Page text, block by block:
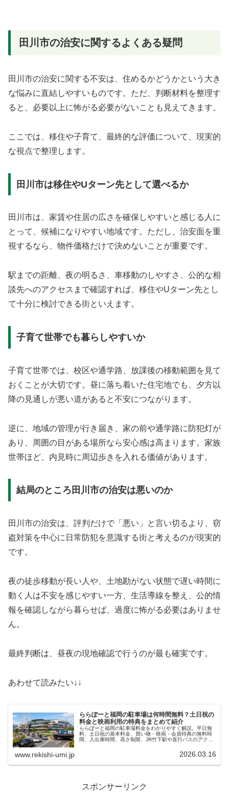
田川市の治安に関するよくある疑問
田川市の治安に関する不安は、住めるかどうかという大き
な悩みに直結しやすいものです。ただ、判断材料を整理す
ると、必要以上に怖がる必要がないことも見えてきます。
ここでは、移住や子育て、最終的な評価について、現実的
な視点で整理します。
田川市は移住やUターン先として選べるか
田川市は、家賃や住居の広さを確保しやすいと感じる人に
とって、候補になりやすい地域です。ただし、治安面を重
視するなら、物件価格だけで決めないことが重要です。
駅までの距離、夜の明るさ、車移動のしやすさ、公的な相
談先へのアクセスまで確認すれば、移住やUターン先とし
て十分に検討できる街といえます。
子育て世帯でも暮らしやすいか
子育て世帯では、校区や通学路、放課後の移動範囲を見て
おくことが大切です。昼に落ち着いた住宅地でも、夕方以
降の見通しが悪い道があると不安につながります。
逆に、地域の管理が行き届き、家の前や通学路に防犯灯が
あり、周囲の目がある場所なら安心感は高まります。家族
世帯ほど、内見時に周辺歩きを入れる価値があります。
結局のところ田川市の治安は悪いのか
田川市の治安は、評判だけで「悪い」と言い切るより、窃
盗対策を中心に日常防犯を意識する街と考えるのが現実的
です。
夜の徒歩移動が長い人や、土地勘がない状態で遅い時間に
動く人は不安を感じやすい一方、生活導線を整え、公的情
報を確認しながら暮らせば、過度に怖がる必要はありませ
ん。
最終判断は、昼夜の現地確認で行うのが最も確実です。
あわせて読みたい↓↓
ららぽーと福岡の駐車場は何時間無料？土日祝の
料金と映画利用の特典をまとめて紹介
ららぽーと福岡の駐車場料金をわかりやすく解説。平日無
料、土日祝の基本料金、買い物・映画・会員特典の無料時
間、入出庫時間、高さ制限、JR竹下駅や直行バスのアクセ
www.rekishi-umi.jp 2026.03.16
スポンサーリンク